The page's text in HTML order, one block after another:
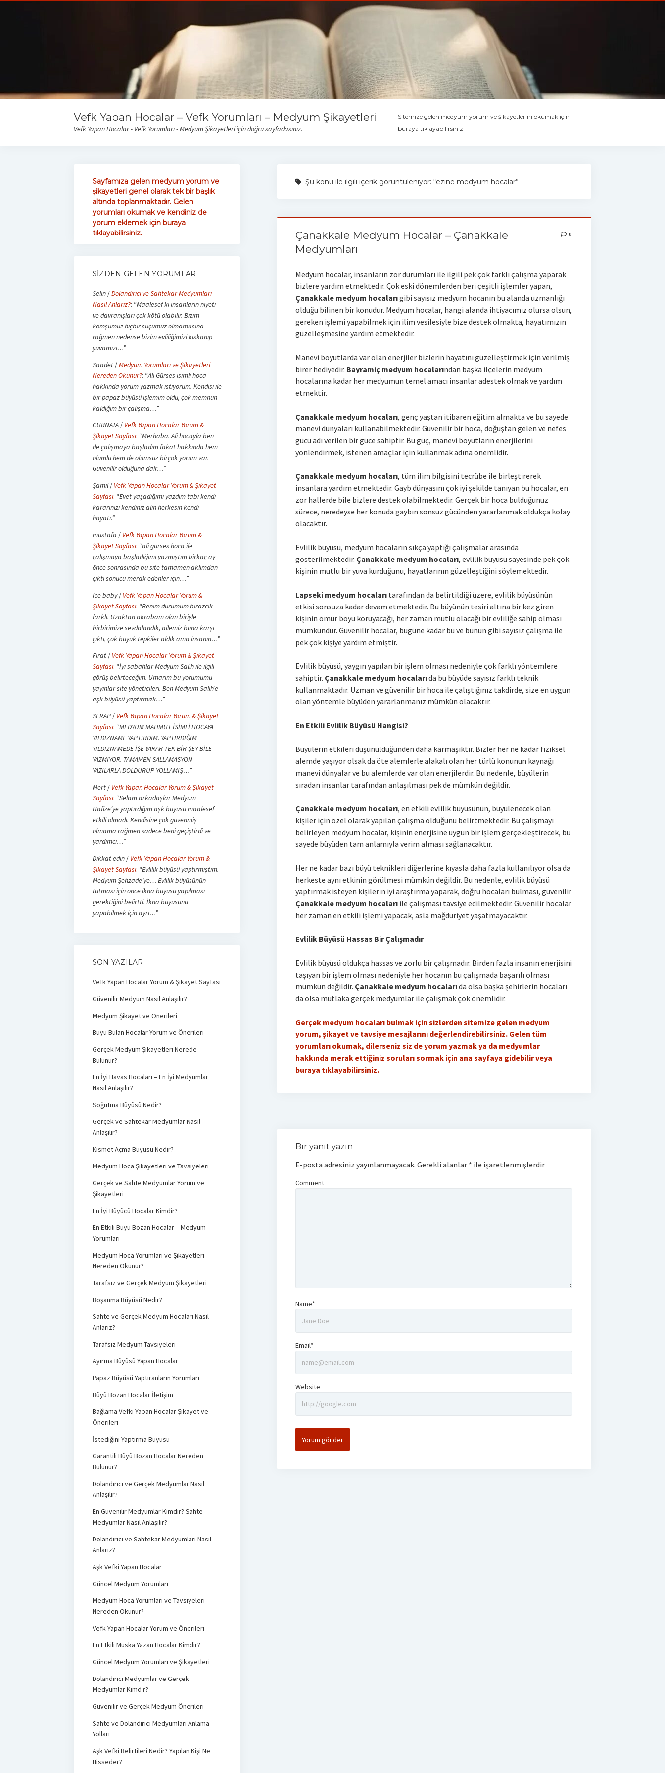
Vefk Yapan Hocalar – Vefk Yorumları – Medyum Şikayetleri
Vefk Yapan Hocalar - Vefk Yorumları - Medyum Şikayetleri için doğru sayfadasınız.
Sitemize gelen medyum yorum ve şikayetlerini okumak için
buraya tıklayabilirsiniz
Şu konu ile ilgili içerik görüntüleniyor: “ezine medyum hocalar”
Çanakkale Medyum Hocalar – Çanakkale
Medyumları
0
Medyum hocalar, insanların zor durumları ile ilgili pek çok farklı çalışma yaparak
bizlere yardım etmektedir. Çok eski dönemlerden beri çeşitli işlemler yapan,
Çanakkale medyum hocalarıgibi sayısız medyum hocanın bu alanda uzmanlığı
olduğu bilinen bir konudur. Medyum hocalar, hangi alanda ihtiyacımız olursa olsun,
gereken işlemi yapabilmek için ilim vesilesiyle bize destek olmakta, hayatımızın
güzelleşmesine yardım etmektedir.
Manevi boyutlarda var olan enerjiler bizlerin hayatını güzelleştirmek için verilmiş
birer hediyedir. Bayramiç medyum hocalarından başka ilçelerin medyum
hocalarına kadar her medyumun temel amacı insanlar adestek olmak ve yardım
etmektir.
Çanakkale medyum hocaları, genç yaştan itibaren eğitim almakta ve bu sayede
manevi dünyaları kullanabilmektedir. Güvenilir bir hoca, doğuştan gelen ve nefes
gücü adı verilen bir güce sahiptir. Bu güç, manevi boyutların enerjilerini
yönlendirmek, istenen amaçlar için kullanmak adına önemlidir.
Çanakkale medyum hocaları, tüm ilim bilgisini tecrübe ile birleştirerek
insanlara yardım etmektedir. Gayb dünyasını çok iyi şekilde tanıyan bu hocalar, en
zor hallerde bile bizlere destek olabilmektedir. Gerçek bir hoca bulduğunuz
sürece, neredeyse her konuda gaybın sonsuz gücünden yararlanmak oldukça kolay
olacaktır.
Evlilik büyüsü, medyum hocaların sıkça yaptığı çalışmalar arasında
gösterilmektedir. Çanakkale medyum hocaları, evlilik büyüsü sayesinde pek çok
kişinin mutlu bir yuva kurduğunu, hayatlarının güzelleştiğini söylemektedir.
Lapseki medyum hocaları tarafından da belirtildiği üzere, evlilik büyüsünün
etkisi sonsuza kadar devam etmektedir. Bu büyünün tesiri altına bir kez giren
kişinin ömür boyu koruyacağı, her zaman mutlu olacağı bir evliliğe sahip olması
mümkündür. Güvenilir hocalar, bugüne kadar bu ve bunun gibi sayısız çalışma ile
pek çok kişiye yardım etmiştir.
Evlilik büyüsü, yaygın yapılan bir işlem olması nedeniyle çok farklı yöntemlere
sahiptir. Çanakkale medyum hocalarıda bu büyüde sayısız farklı teknik
kullanmaktadır. Uzman ve güvenilir bir hoca ile çalıştığınız takdirde, size en uygun
olan yöntemle büyüden yararlanmanız mümkün olacaktır.
En Etkili Evlilik Büyüsü Hangisi?
Büyülerin etkileri düşünüldüğünden daha karmaşıktır. Bizler her ne kadar fiziksel
alemde yaşıyor olsak da öte alemlerle alakalı olan her türlü konunun kaynağı
manevi dünyalar ve bu alemlerde var olan enerjilerdir. Bu nedenle, büyülerin
sıradan insanlar tarafından anlaşılması pek de mümkün değildir.
Çanakkale medyum hocaları, en etkili evlilik büyüsünün, büyülenecek olan
kişiler için özel olarak yapılan çalışma olduğunu belirtmektedir. Bu çalışmayı
belirleyen medyum hocalar, kişinin enerjisine uygun bir işlem gerçekleştirecek, bu
sayede büyüden tam anlamıyla verim alması sağlanacaktır.
Her ne kadar bazı büyü teknikleri diğerlerine kıyasla daha fazla kullanılıyor olsa da
herkeste aynı etkinin görülmesi mümkün değildir. Bu nedenle, evlilik büyüsü
yaptırmak isteyen kişilerin iyi araştırma yaparak, doğru hocaları bulması, güvenilir
Çanakkale medyum hocaları ile çalışması tavsiye edilmektedir. Güvenilir hocalar
her zaman en etkili işlemi yapacak, asla mağduriyet yaşatmayacaktır.
Evlilik Büyüsü Hassas Bir Çalışmadır
Evlilik büyüsü oldukça hassas ve zorlu bir çalışmadır. Birden fazla insanın enerjisini
taşıyan bir işlem olması nedeniyle her hocanın bu çalışmada başarılı olması
mümkün değildir. Çanakkale medyum hocalarıda olsa başka şehirlerin hocaları
da olsa mutlaka gerçek medyumlar ile çalışmak çok önemlidir.
Gerçek medyum hocaları bulmak için sizlerden sitemize gelen medyum
yorum, şikayet ve tavsiye mesajlarını değerlendirebilirsiniz. Gelen tüm
yorumları okumak, dilerseniz siz de yorum yazmak ya da medyumlar
hakkında merak ettiğiniz soruları sormak için ana sayfaya gidebilir veya
buraya tıklayabilirsiniz.
Bir yanıt yazın
E-posta adresiniz yayınlanmayacak. Gerekli alanlar * ile işaretlenmişlerdir
Comment
Name*
Email*
Website
Sayfamıza gelen medyum yorum ve
şikayetleri genel olarak tek bir başlık
altında toplanmaktadır. Gelen
yorumları okumak ve kendiniz de
yorum eklemek için buraya
tıklayabilirsiniz.
SIZDEN GELEN YORUMLAR
Selin/Dolandırıcı ve Sahtekar Medyumları
Nasıl Anlarız?: “Maalesef ki insanların niyeti
ve davranışları çok kötü olabilir. Bizim
komşumuz hiçbir suçumuz olmamasına
rağmen nedense bizim evliliğimizi kıskanıp
yuvamızı…”
Saadet/Medyum Yorumları ve Şikayetleri
Nereden Okunur?: “Ali Gürses isimli hoca
hakkında yorum yazmak istiyorum. Kendisi ile
bir papaz büyüsü işlemim oldu, çok memnun
kaldığım bir çalışma…”
CURNATA/ Vefk Yapan Hocalar Yorum &
Şikayet Sayfası: “Merhaba. Ali hocayla ben
de çalışmaya başladım fakat hakkında hem
olumlu hem de olumsuz birçok yorum var.
Güvenilir olduğuna dair…”
Şamil/ Vefk Yapan Hocalar Yorum & Şikayet
Sayfası: “Evet yaşadığımı yazdım tabi kendi
kararınızı kendiniz alın herkesin kendi
hayatı.”
mustafa / Vefk Yapan Hocalar Yorum &
Şikayet Sayfası: “ali gürses hoca ile
çalışmaya başladığımı yazmıştım birkaç ay
önce sonrasında bu site tamamen aklımdan
çıktı sonucu merak edenler için…”
Ice baby/ Vefk Yapan Hocalar Yorum &
Şikayet Sayfası: “Benim durumum birazcık
farklı. Uzaktan akrabam olan biriyle
birbirimize sevdalandık, ailemiz buna karşı
çıktı, çok büyük tepkiler aldık ama insanın…”
Fırat/ Vefk Yapan Hocalar Yorum & Şikayet
Sayfası: “İyi sabahlar Medyum Salih ile ilgili
görüş belirteceğim. Umarım bu yorumumu
yayınlar site yöneticileri. Ben Medyum Salih’e
aşk büyüsü yaptırmak…”
SERAP/ Vefk Yapan Hocalar Yorum & Şikayet
Sayfası: “MEDYUM MAHMUT İSİMLİ HOCAYA
YILDIZNAME YAPTIRDIM. YAPTIRDIĞIM
YILDIZNAMEDE İŞE YARAR TEK BİR ŞEY BİLE
YAZMIYOR. TAMAMEN SALLAMASYON
YAZILARLA DOLDURUP YOLLAMIŞ…”
Mert/ Vefk Yapan Hocalar Yorum & Şikayet
Sayfası: “Selam arkadaşlar Medyum
Hafize’ye yaptırdığım aşk büyüsü maalesef
etkili olmadı. Kendisine çok güvenmiş
olmama rağmen sadece beni geçiştirdi ve
yardımcı…”
Dikkat edin/ Vefk Yapan Hocalar Yorum &
Şikayet Sayfası: “Evlilik büyüsü yaptırmıştım.
Medyum Şehzade’ye… Evlilik büyüsünün
tutması için önce ikna büyüsü yapılması
gerektiğini belirtti. İkna büyüsünü
yapabilmek için ayrı…”
SON YAZILAR
Vefk Yapan Hocalar Yorum & Şikayet Sayfası
Güvenilir Medyum Nasıl Anlaşılır?
Medyum Şikayet ve Önerileri
Büyü Bulan Hocalar Yorum ve Önerileri
Gerçek Medyum Şikayetleri Nerede
Bulunur?
En İyi Havas Hocaları – En İyi Medyumlar
Nasıl Anlaşılır?
Soğutma Büyüsü Nedir?
Gerçek ve Sahtekar Medyumlar Nasıl
Anlaşılır?
Kısmet Açma Büyüsü Nedir?
Medyum Hoca Şikayetleri ve Tavsiyeleri
Gerçek ve Sahte Medyumlar Yorum ve
Şikayetleri
En İyi Büyücü Hocalar Kimdir?
En Etkili Büyü Bozan Hocalar – Medyum
Yorumları
Medyum Hoca Yorumları ve Şikayetleri
Nereden Okunur?
Tarafsız ve Gerçek Medyum Şikayetleri
Boşanma Büyüsü Nedir?
Sahte ve Gerçek Medyum Hocaları Nasıl
Anlarız?
Tarafsız Medyum Tavsiyeleri
Ayırma Büyüsü Yapan Hocalar
Papaz Büyüsü Yaptıranların Yorumları
Büyü Bozan Hocalar İletişim
Bağlama Vefki Yapan Hocalar Şikayet ve
Önerileri
İstediğini Yaptırma Büyüsü
Garantili Büyü Bozan Hocalar Nereden
Bulunur?
Dolandırıcı ve Gerçek Medyumlar Nasıl
Anlaşılır?
En Güvenilir Medyumlar Kimdir? Sahte
Medyumlar Nasıl Anlaşılır?
Dolandırıcı ve Sahtekar Medyumları Nasıl
Anlarız?
Aşk Vefki Yapan Hocalar
Güncel Medyum Yorumları
Medyum Hoca Yorumları ve Tavsiyeleri
Nereden Okunur?
Vefk Yapan Hocalar Yorum ve Önerileri
En Etkili Muska Yazan Hocalar Kimdir?
Güncel Medyum Yorumları ve Şikayetleri
Dolandırıcı Medyumlar ve Gerçek
Medyumlar Kimdir?
Güvenilir ve Gerçek Medyum Önerileri
Sahte ve Dolandırıcı Medyumları Anlama
Yolları
Aşk Vefki Belirtileri Nedir? Yapılan Kişi Ne
Hisseder?